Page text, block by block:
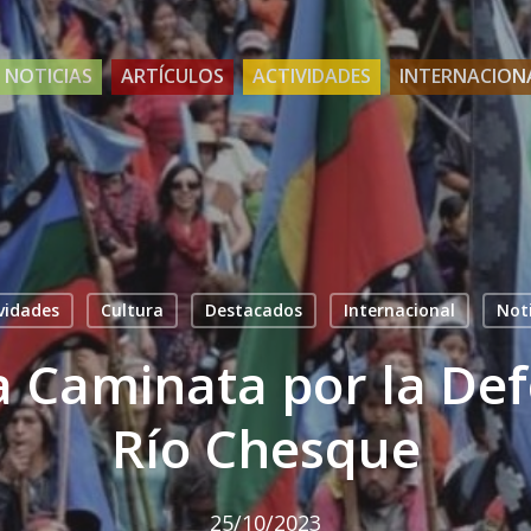
NOTICIAS ARTÍCULOS ACTIVIDADES
Cultura Destacados Internacional
Caminata por la
Río Chesque
25/10/2023